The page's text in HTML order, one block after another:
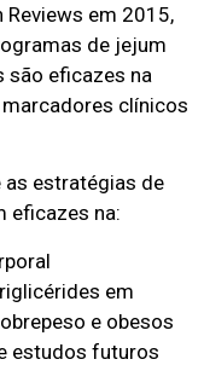
Reviews em 2015,
de jejum
são eficazes na
clínicos
estratégias de
eficazes na:
em
e obesos
estudos futuros